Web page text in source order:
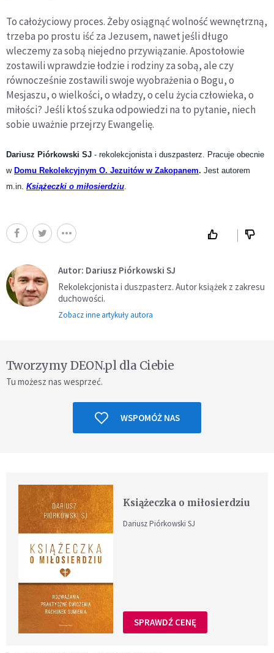
To całożyciowy proces. Żeby osiągnąć wolność wewnętrzną,
trzeba po prostu iść za Jezusem, nawet jeśli długo
wleczemy za sobą niejedno przywiązanie. Apostołowie
zostawili wprawdzie łodzie i rodziny za sobą, ale czy
równocześnie zostawili swoje wyobrażenia o Bogu, o
Mesjaszu, o wielkości, o władzy, o celu życia człowieka, o
miłości? Jeśli ktoś szuka odpowiedzi na to pytanie, niech
sobie uważnie przejrzy Ewangelię.
Dariusz Piórkowski SJ - rekolekcjonista i duszpasterz. Pracuje obecnie
w Domu Rekolekcyjnym O. Jezuitów w Zakopanem. Jest autorem
m.in. Książeczki o miłosierdziu.
Autor: Dariusz Piórkowski SJ
Rekolekcjonista i duszpasterz. Autor książek z zakresu
duchowości.
Zobacz inne artykuły autora
Tworzymy DEON.pl dla Ciebie
Tu możesz nas wesprzeć.
WSPOMÓŻ NAS
Książeczka o miłosierdziu
Dariusz Piórkowski SJ
SPRAWDŹ CENĘ